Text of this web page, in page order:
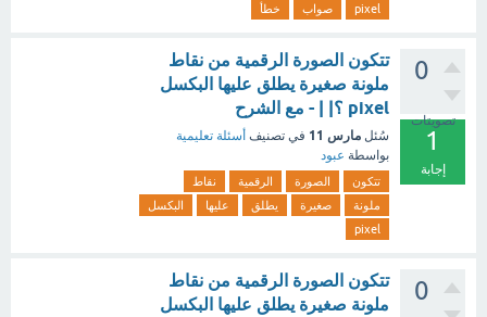
pixel
صواب خطأ
0
تصويتات
1
إجابة
تتكون الصورة الرقمية من نقاط
ملونة صغيرة يطلق عليها البكسل
pixel ؟| | - مع الشرح
سُئل مارس 11 في تصنيف أسئلة تعليمية
بواسطة عبود
تتكون الصورة الرقمية
نقاط
ملونة
صغيرة يطلق عليها
البكسل
pixel
0
تتكون الصورة الرقمية من نقاط
ملونة صغيرة يطلق عليها البكسل